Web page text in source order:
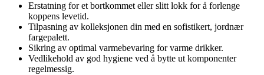
Erstatning for et bortkommet eller slitt lokk for å forlenge
koppens levetid.
Tilpasning av kolleksjonen din med en sofistikert, jordnær
fargepalett.
Sikring av optimal varmebevaring for varme drikker.
Vedlikehold av god hygiene ved å bytte ut komponenter
regelmessig.